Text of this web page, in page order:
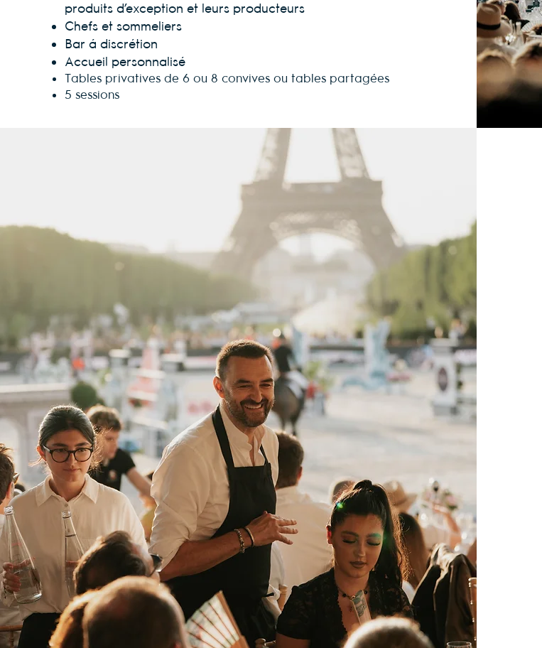
produits d’exception et leurs producteurs
Chefs et sommeliers
Bar à discrétion
Accueil personnalisé
Tables privatives de 6 ou 8 convives ou tables partagées
5 sessions